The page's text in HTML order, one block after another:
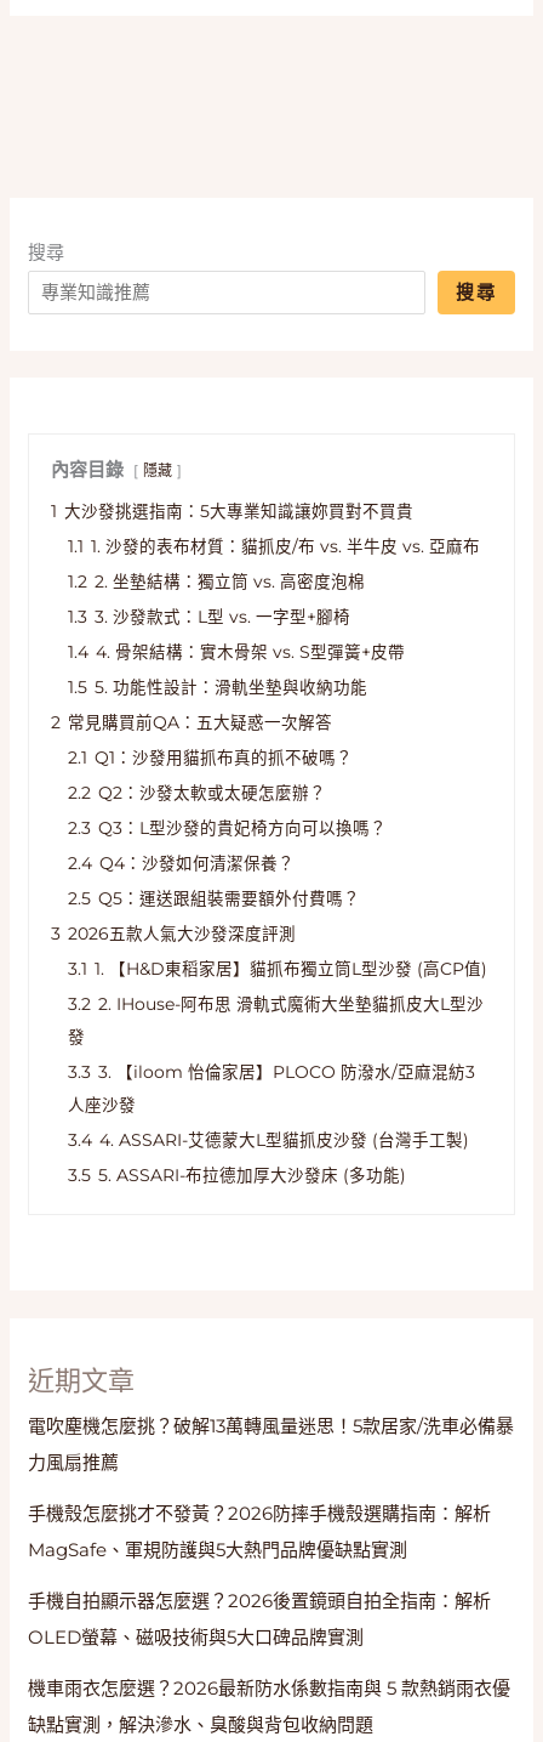
搜尋
搜尋
內容目錄 隱藏
1 大沙發挑選指南：5大專業知識讓妳買對不買貴
1.1 1. 沙發的表布材質：貓抓皮/布 vs. 半牛皮 vs. 亞麻布
1.2 2. 坐墊結構：獨立筒 vs. 高密度泡棉
1.3 3. 沙發款式：L型 vs. 一字型+腳椅
1.4 4. 骨架結構：實木骨架 vs. S型彈簧+皮帶
1.5 5. 功能性設計：滑軌坐墊與收納功能
2 常見購買前QA：五大疑惑一次解答
2.1 Q1：沙發用貓抓布真的抓不破嗎？
2.2 Q2：沙發太軟或太硬怎麼辦？
2.3 Q3：L型沙發的貴妃椅方向可以換嗎？
2.4 Q4：沙發如何清潔保養？
2.5 Q5：運送跟組裝需要額外付費嗎？
3 2026五款人氣大沙發深度評測
3.1 1. 【H&D東稻家居】貓抓布獨立筒L型沙發 (高CP值)
3.2 2. IHouse-阿布思 滑軌式魔術大坐墊貓抓皮大L型沙
發
3.3 3. 【iloom 怡倫家居】PLOCO 防潑水/亞麻混紡3
人座沙發
3.4 4. ASSARI-艾德蒙大L型貓抓皮沙發 (台灣手工製)
3.5 5. ASSARI-布拉德加厚大沙發床 (多功能)
近期文章
電吹塵機怎麼挑？破解13萬轉風量迷思！5款居家/洗車必備暴
力風扇推薦
手機殼怎麼挑才不發黃？2026防摔手機殼選購指南：解析
MagSafe、軍規防護與5大熱門品牌優缺點實測
手機自拍顯示器怎麼選？2026後置鏡頭自拍全指南：解析
OLED螢幕、磁吸技術與5大口碑品牌實測
機車雨衣怎麼選？2026最新防水係數指南與 5 款熱銷雨衣優
缺點實測，解決滲水、臭酸與背包收納問題